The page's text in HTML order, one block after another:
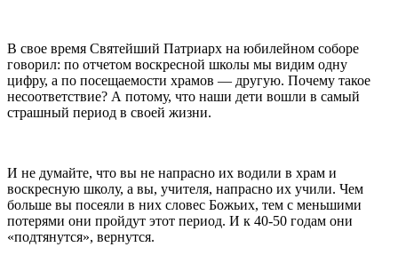
В свое время Святейший Патриарх на юбилейном соборе
говорил: по отчетом воскресной школы мы видим одну
цифру, а по посещаемости храмов — другую. Почему такое
несоответствие? А потому, что наши дети вошли в самый
страшный период в своей жизни.
И не думайте, что вы не напрасно их водили в храм и
воскресную школу, а вы, учителя, напрасно их учили. Чем
больше вы посеяли в них словес Божьих, тем с меньшими
потерями они пройдут этот период. И к 40-50 годам они
«подтянутся», вернутся.